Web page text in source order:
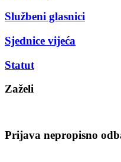
Službeni glasnici
Sjednice vijeća
Statut
Zaželi
Prijava nepropisno